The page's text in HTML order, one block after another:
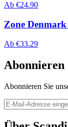
Ab €24.90
Zone Denmark
Ab €33.29
Abonnieren
Abonnieren Sie